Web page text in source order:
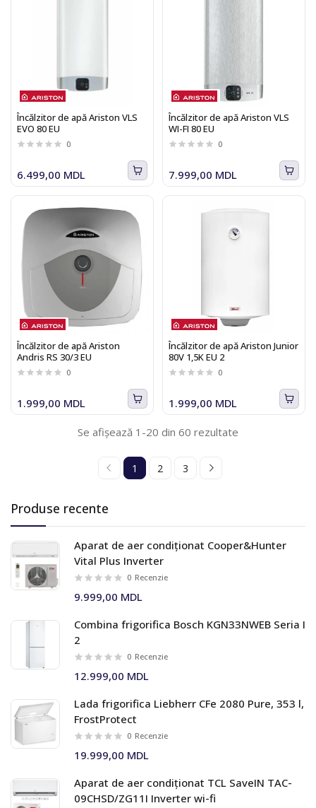
Produse recente
Aparat de aer condiționat Cooper&Hunter
Vital Plus Inverter
0 Recenzie
9.999,00 MDL
Combina frigorifica Bosch KGN33NWEB Seria I
2
0 Recenzie
12.999,00 MDL
Lada frigorifica Liebherr CFe 2080 Pure, 353 l,
FrostProtect
0 Recenzie
19.999,00 MDL
Aparat de aer condiționat TCL SaveIN TAC-
09CHSD/ZG11I Inverter wi-fi
Încălzitor de apă Ariston VLS
EVO 80 EU
0
6.499,00 MDL
Încălzitor de apă Ariston VLS
WI-FI 80 EU
0
7.999,00 MDL
Încălzitor de apă Ariston
Andris RS 30/3 EU
0
1.999,00 MDL
Încălzitor de apă Ariston Junior
80V 1,5K EU 2
0
1.999,00 MDL
Se afișează 1-20 din 60 rezultate
1 2 3